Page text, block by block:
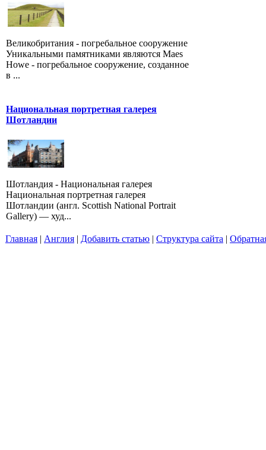
Великобритания - погребальное сооружение
Уникальными памятниками являются Maes
Howe - погребальное сооружение, созданное
в ...
Национальная портретная галерея
Шотландии
Шотландия - Национальная галерея
Национальная портретная галерея
Шотландии (англ. Scottish National Portrait
Gallery) — худ...
Главная | Англия | Добавить статью | Структура сайта |